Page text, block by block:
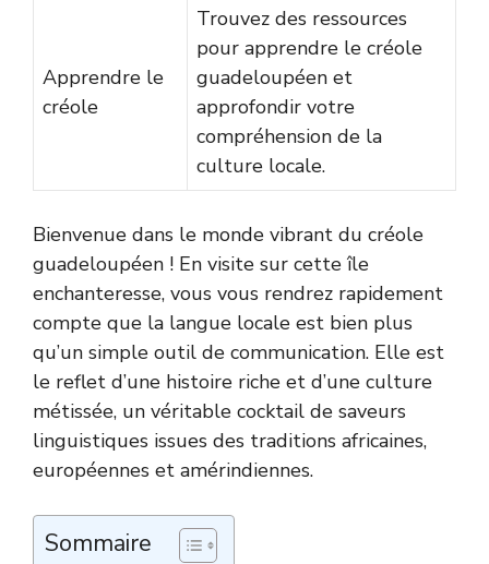
Apprendre le
créole
Trouvez des ressources
pour apprendre le créole
guadeloupéen et
approfondir votre
compréhension de la
culture locale.
Bienvenue dans le monde vibrant du créole
guadeloupéen ! En visite sur cette île
enchanteresse, vous vous rendrez rapidement
compte que la langue locale est bien plus
qu’un simple outil de communication. Elle est
le reflet d’une histoire riche et d’une culture
métissée, un véritable cocktail de saveurs
linguistiques issues des traditions africaines,
européennes et amérindiennes.
Sommaire